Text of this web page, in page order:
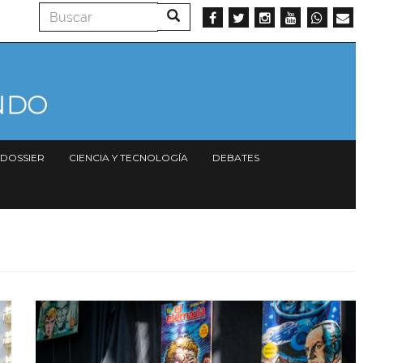
Buscar Buscar
DOSSIER CIENCIA Y TECNOLOGÍA DEBATES
Imagen